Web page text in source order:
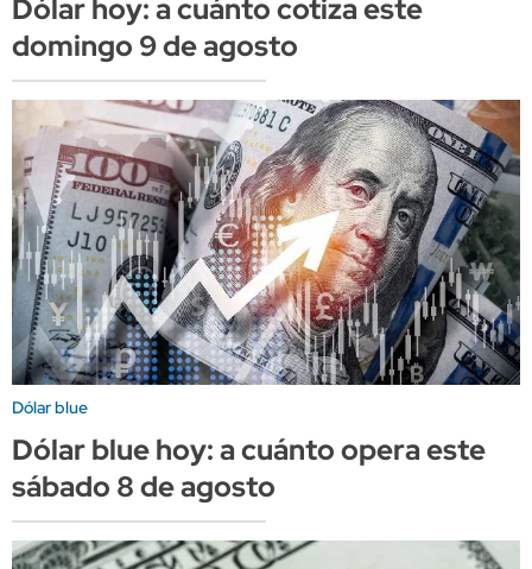
Dólar hoy: a cuánto cotiza este
domingo 9 de agosto
Dólar blue
Dólar blue hoy: a cuánto opera este
sábado 8 de agosto